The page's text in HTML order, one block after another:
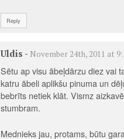
Reply
Uldis - November 24th, 2011 at
Sētu ap visu ābeļdārzu diez vai
katru ābeli aplikšu pinuma un
bebrīts netiek klāt. Vismz
stumbram.
Mednieks jau, protams, būtu